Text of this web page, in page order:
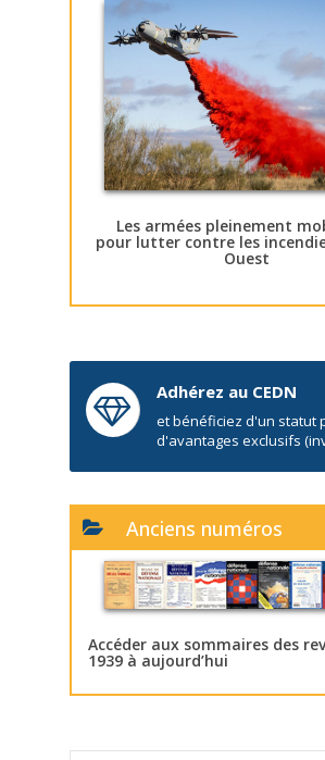
Les armées pleinement
pour lutter contre les
Ouest
Adhérez au CEDN
et bénéficiez d'un statut
d'avantages exclusifs
Anciens numéros
Accéder aux sommaires des
1939 à aujourd’hui